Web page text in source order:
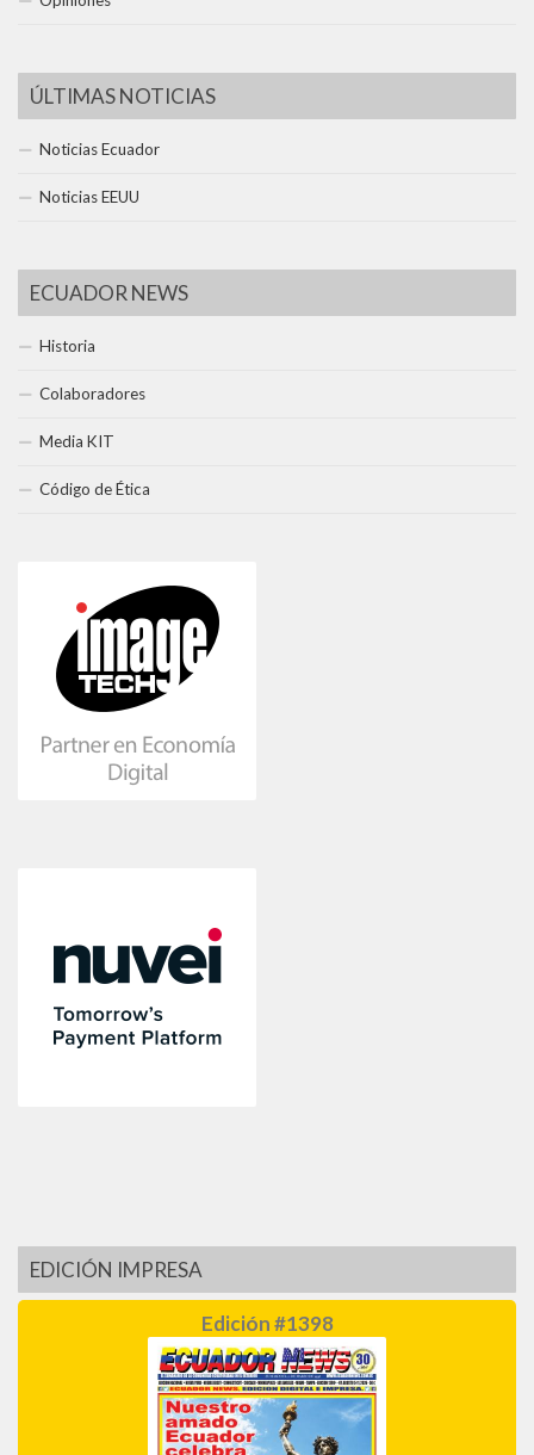
ÚLTIMAS NOTICIAS
Noticias Ecuador
Noticias EEUU
ECUADOR NEWS
Historia
Colaboradores
Media KIT
Código de Ética
EDICIÓN IMPRESA
Edición #1398